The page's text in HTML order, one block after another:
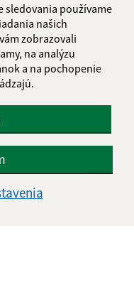
sledovania používame
našich
zobrazovali
na analýzu
a na pochopenie
deň
12:00 - 13:00
stránkový deň.